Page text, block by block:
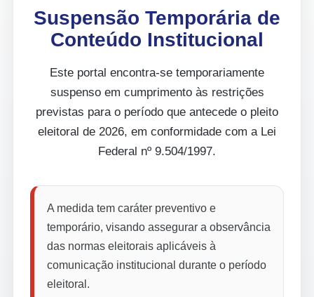
Suspensão Temporária de
Conteúdo Institucional
Este portal encontra-se temporariamente
suspenso em cumprimento às restrições
previstas para o período que antecede o pleito
eleitoral de 2026, em conformidade com a Lei
Federal nº 9.504/1997.
A medida tem caráter preventivo e
temporário, visando assegurar a observância
das normas eleitorais aplicáveis à
comunicação institucional durante o período
eleitoral.